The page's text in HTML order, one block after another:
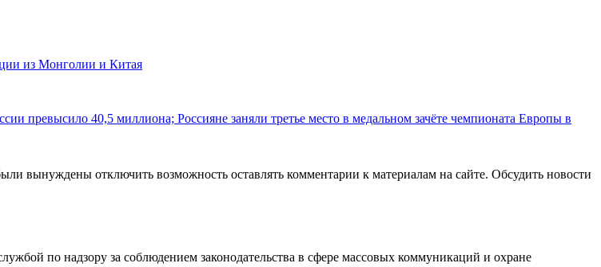
из Монголии и Китая
превысило 40,5 миллиона; Россияне заняли третье место в медальном зачёте чемпионата Европы в
вынуждены отключить возможность оставлять комментарии к материалам на сайте. Обсудить новости
по надзору за соблюдением законодательства в сфере массовых коммуникаций и охране